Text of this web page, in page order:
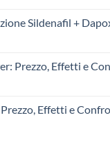
Sildenafil +
Prezzo, Effetti e
Effetti e